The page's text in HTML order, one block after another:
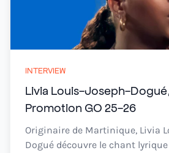
INTERVIEW
Livia Louis-Joseph-
Promotion GO 25-26
Originaire de Martinique, Livia
Dogué découvre le chant